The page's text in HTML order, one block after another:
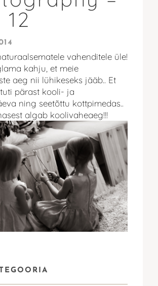
12
vahenditele üle!
kahju, et meie
aeg nii lühikeseks jääb.. Et
pärast kooli- ja
ning seetõttu kottpimedas..
algab koolivaheaeg!!!